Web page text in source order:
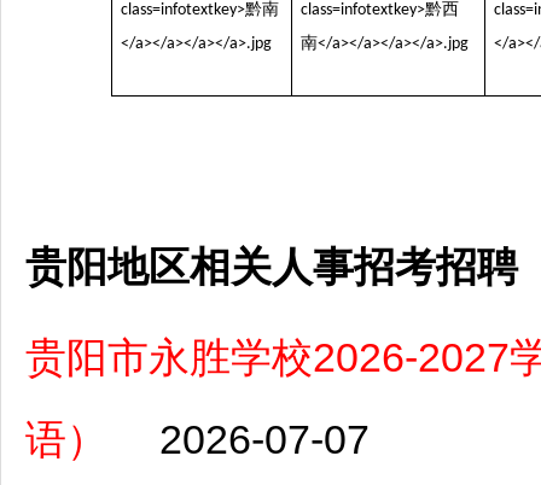
贵阳地区相关人事招考招聘
贵阳市永胜学校2026-2027
语）
2026-07-07